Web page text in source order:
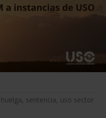
huelga, sentencia, uso sector